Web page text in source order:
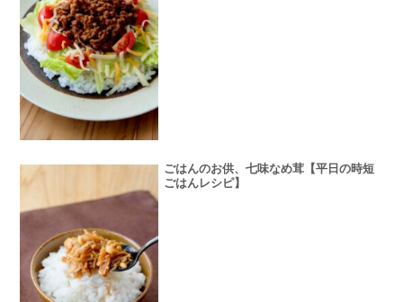
ごはんのお供、七味なめ茸【平日の時短
ごはんレシピ】